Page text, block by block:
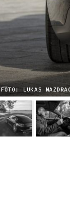
FOTO: LUKAS